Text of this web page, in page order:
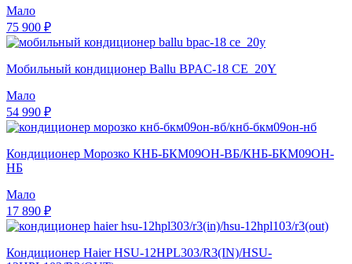
Мало
75 900 ₽
Мобильный кондиционер Ballu BPAC-18 CE_20Y
Мало
54 990 ₽
Кондиционер Морозко КНБ-БКМ09ОН-ВБ/КНБ-БКМ09ОН-
НБ
Мало
17 890 ₽
Кондиционер Haier HSU-12HPL303/R3(IN)/HSU-